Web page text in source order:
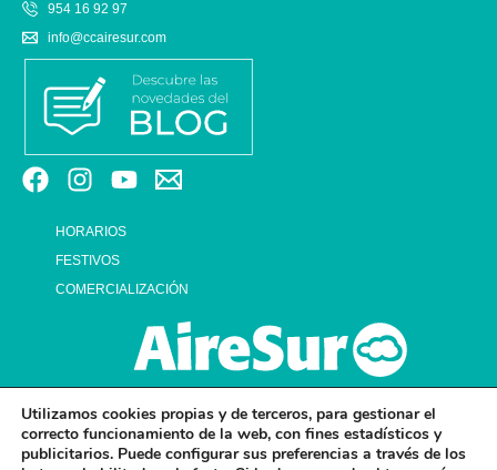
954 16 92 97
info@ccairesur.com
HORARIOS
FESTIVOS
COMERCIALIZACIÓN
Utilizamos cookies propias y de terceros, para gestionar el
correcto funcionamiento de la web, con fines estadísticos y
publicitarios. Puede configurar sus preferencias a través de los